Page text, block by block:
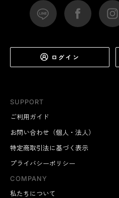
SUPPORT
ご利用ガイド
お問い合わせ（個人・法人）
特定商取引法に基づく表示
プライバシーポリシー
COMPANY
私たちについて
ログイン